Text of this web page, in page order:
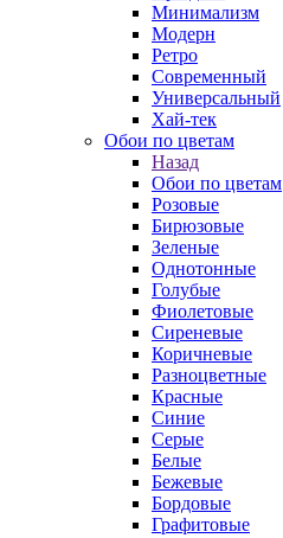
Минимализм
Модерн
Ретро
Современный
Универсальный
Хай-тек
Обои по цветам
Назад
Обои по цветам
Розовые
Бирюзовые
Зеленые
Однотонные
Голубые
Фиолетовые
Сиреневые
Коричневые
Разноцветные
Красные
Синие
Серые
Белые
Бежевые
Бордовые
Графитовые